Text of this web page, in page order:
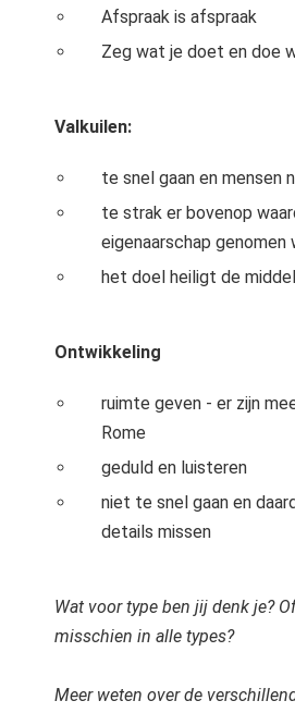
Afspraak is afspraak
Zeg wat je doet en doe
Valkuilen:
te snel gaan en mensen
te strak er bovenop
eigenaarschap genomen
het doel heiligt de
Ontwikkeling
ruimte geven - er zijn
Rome
geduld en luisteren
niet te snel gaan en
details missen
Wat voor type ben jij denk je?
misschien in alle types?
Meer weten over de